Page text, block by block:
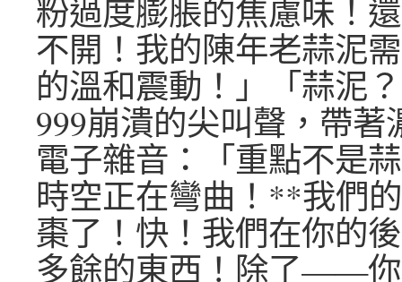
粉過度膨脹的焦慮味！
不開！我的陳年老蒜泥
的溫和震動！」「蒜泥
999崩潰的尖叫聲，帶著
電子雜音：「重點不是
時空正在彎曲！**我們
棗了！快！我們在你的
多餘的東西！除了——